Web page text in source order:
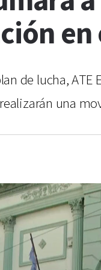
de lucha,
una